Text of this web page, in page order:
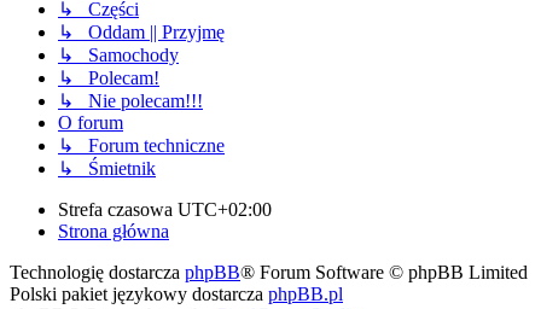
↳ Części
↳ Oddam || Przyjmę
↳ Samochody
↳ Polecam!
↳ Nie polecam!!!
O forum
↳ Forum techniczne
↳ Śmietnik
Strefa czasowa UTC+02:00
Strona główna
Technologię dostarcza phpBB® Forum Software © phpBB Limited
Polski pakiet językowy dostarcza phpBB.pl